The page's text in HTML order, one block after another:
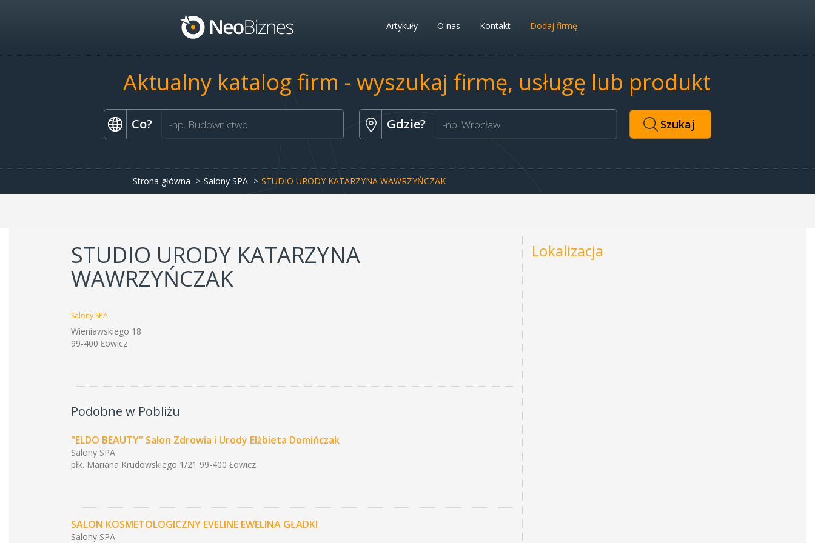
Artykuły O nas Kontakt Dodaj firmę
Aktualny katalog firm - wyszukaj firmę, usługę lub produkt
Co? Gdzie?
Strona główna Salony SPA STUDIO URODY KATARZYNA WAWRZYŃCZAK
STUDIO URODY KATARZYNA
WAWRZYŃCZAK
Salony SPA
Wieniawskiego 18
99-400 Łowicz
Podobne w Pobliżu
"ELDO BEAUTY" Salon Zdrowia i Urody Elżbieta Domińczak
Salony SPA
płk. Mariana Krudowskiego 1/21 99-400 Łowicz
SALON KOSMETOLOGICZNY EVELINE EWELINA GŁADKI
Salony SPA
Lokalizacja